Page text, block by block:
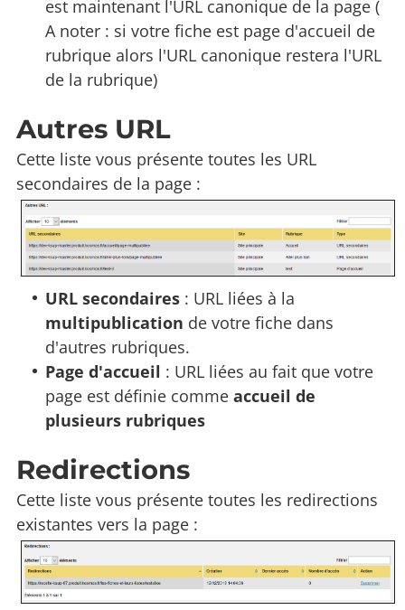
est maintenant l'URL canonique de la page (
A noter : si votre fiche est page d'accueil de
rubrique alors l'URL canonique restera l'URL
de la rubrique)
Autres URL
Cette liste vous présente toutes les URL
secondaires de la page :
URL secondaires : URL liées à la
multipublication de votre fiche dans
d'autres rubriques.
Page d'accueil : URL liées au fait que votre
page est définie commeaccueil de
plusieurs rubriques
Redirections
Cette liste vous présente toutes les redirections
existantes vers la page :